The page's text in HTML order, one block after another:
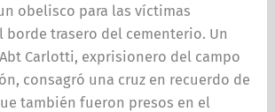
obelisco para las víctimas
borde trasero del cementerio. Un
Carlotti, exprisionero del campo
consagró una cruz en recuerdo de
también fueron presos en el